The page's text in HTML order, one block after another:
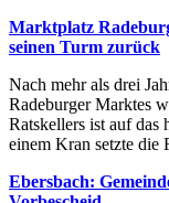
Marktplatz
seinen Turm zurück
Nach mehr als drei
Radeburger Marktes
Ratskellers ist auf das
einem Kran setzte
Ebersbach: